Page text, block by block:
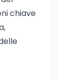
chiave